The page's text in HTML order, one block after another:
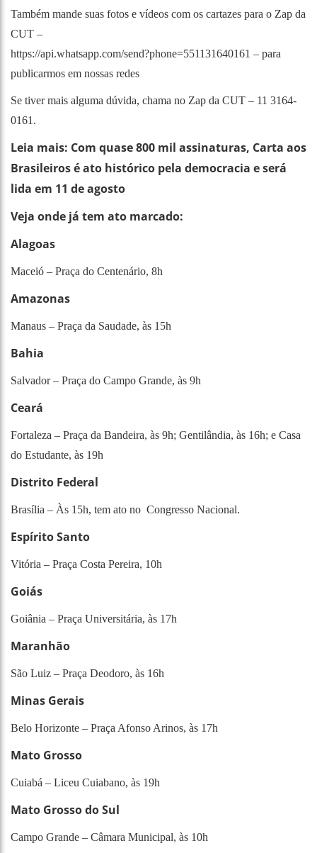
Também mande suas fotos e vídeos com os cartazes para o Zap da
CUT –
https://api.whatsapp.com/send?phone=551131640161 – para
publicarmos em nossas redes
Se tiver mais alguma dúvida, chama no Zap da CUT – 11 3164-
0161.
Leia mais: Com quase 800 mil assinaturas, Carta aos
Brasileiros é ato histórico pela democracia e será
lida em 11 de agosto
Veja onde já tem ato marcado:
Alagoas
Maceió – Praça do Centenário, 8h
Amazonas
Manaus – Praça da Saudade, às 15h
Bahia
Salvador – Praça do Campo Grande, às 9h
Ceará
Fortaleza – Praça da Bandeira, às 9h; Gentilândia, às 16h; e Casa
do Estudante, às 19h
Distrito Federal
Brasília – Às 15h, tem ato no Congresso Nacional.
Espírito Santo
Vitória – Praça Costa Pereira, 10h
Goiás
Goiânia – Praça Universitária, às 17h
Maranhão
São Luiz – Praça Deodoro, às 16h
Minas Gerais
Belo Horizonte – Praça Afonso Arinos, às 17h
Mato Grosso
Cuiabá – Liceu Cuiabano, às 19h
Mato Grosso do Sul
Campo Grande – Câmara Municipal, às 10h